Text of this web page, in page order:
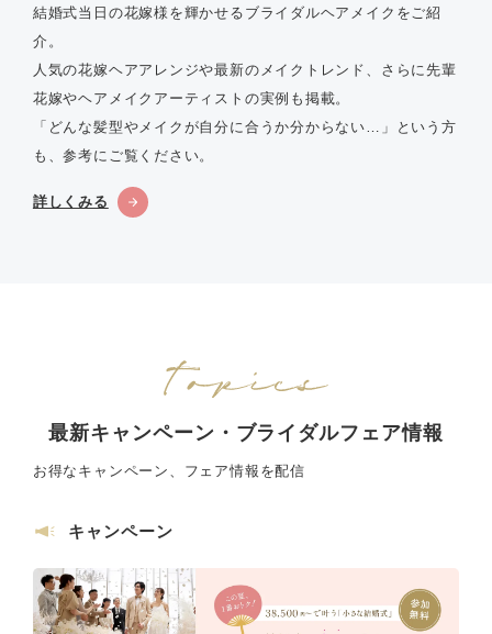
結婚式当日の花嫁様を輝かせるブライダルヘアメイクをご紹
介。
人気の花嫁ヘアアレンジや最新のメイクトレンド、さらに先輩
花嫁やヘアメイクアーティストの実例も掲載。
「どんな髪型やメイクが自分に合うか分からない…」という方
も、参考にご覧ください。
詳しくみる
最新キャンペーン・ブライダルフェア情報
お得なキャンペーン、フェア情報を配信
キャンペーン